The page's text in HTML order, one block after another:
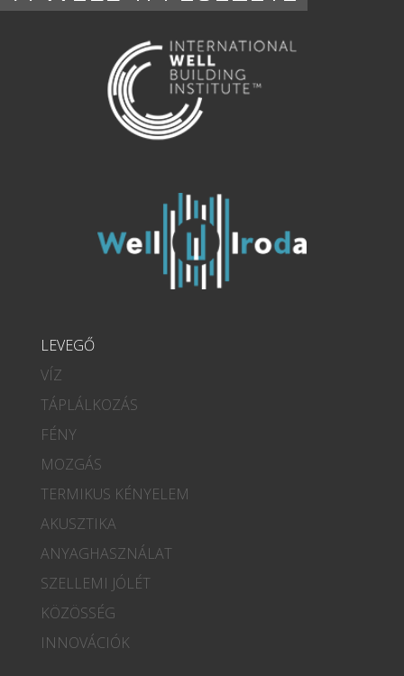
LEVEGŐ
VÍZ
TÁPLÁLKOZÁS
FÉNY
MOZGÁS
TERMIKUS KÉNYELEM
AKUSZTIKA
ANYAGHASZNÁLAT
SZELLEMI JÓLÉT
KÖZÖSSÉG
INNOVÁCIÓK